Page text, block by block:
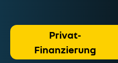
Privat-
Finanzierung